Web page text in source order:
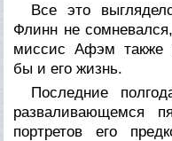
Все это
Флинн не
миссис Афэм также
бы и его жизнь.
Последние
разваливающемся
портретов его